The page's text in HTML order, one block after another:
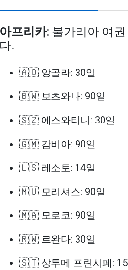
아프리카: 불가리아 여
다.
🇦🇴 앙골라: 30일
🇧🇼 보츠와나: 90일
🇸🇿 에스와티니: 30일
🇬🇲 감비아: 90일
🇱🇸 레소토: 14일
🇲🇺 모리셔스: 90일
🇲🇦 모로코: 90일
🇷🇼 르완다: 30일
🇸🇹 상투메 프린시페: 15